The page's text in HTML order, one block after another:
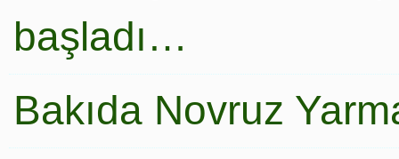
başladı…
Bakıda Novruz